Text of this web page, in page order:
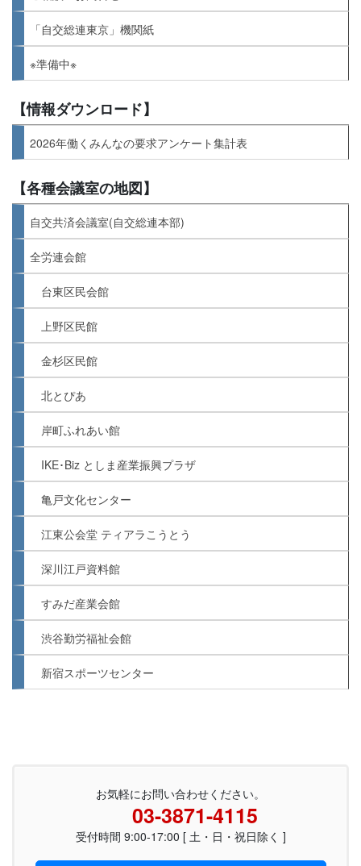
「自交総連東京」機関紙
※準備中※
【情報ダウンロード】
2026年働くみんなの要求アンケート集計表
【各種会議室の地図】
自交共済会議室(自交総連本部)
全労連会館
台東区民会館
上野区民館
金杉区民館
北とぴあ
岸町ふれあい館
IKE･Biz としま産業振興プラザ
亀戸文化センター
江東公会堂 ティアラこうとう
深川江戸資料館
すみだ産業会館
渋谷勤労福祉会館
新宿スポーツセンター
お気軽にお問い合わせください。
03-3871-4115
受付時間 9:00-17:00 [ 土・日・祝日除く ]